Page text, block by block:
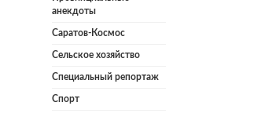
анекдоты
Саратов-Космос
Сельское хозяйство
Специальный репортаж
Спорт